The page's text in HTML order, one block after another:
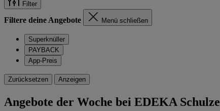
Filter
Filtere deine Angebote Menü schließen
Superknüller
PAYBACK
App-Preis
Zurücksetzen Anzeigen
Angebote der Woche bei EDEKA Schulze